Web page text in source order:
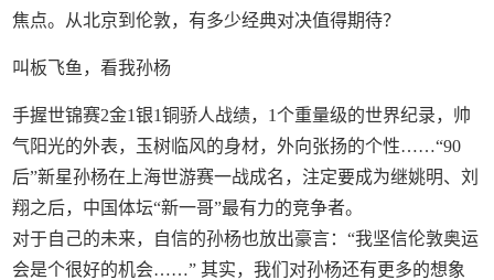
焦点。从北京到伦敦，有多少经典对决值得期待？
叫板飞鱼，看我孙杨
手握世锦赛2金1银1铜骄人战绩，1个重量级的世界纪录，帅
气阳光的外表，玉树临风的身材，外向张扬的个性……“90
后”新星孙杨在上海世游赛一战成名，注定要成为继姚明、刘
翔之后，中国体坛“新一哥”最有力的竞争者。
对于自己的未来，自信的孙杨也放出豪言：“我坚信伦敦奥运
会是个很好的机会……” 其实，我们对孙杨还有更多的想象